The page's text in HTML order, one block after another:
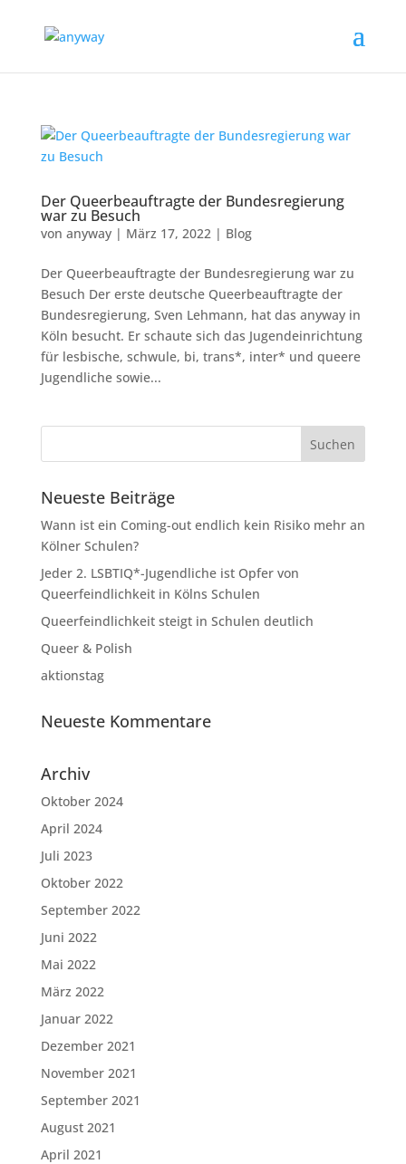
Der Queerbeauftragte der Bundesregierung
war zu Besuch
von anyway| März 17, 2022| Blog
Der Queerbeauftragte der Bundesregierung war zu
Besuch Der erste deutsche Queerbeauftragte der
Bundesregierung, Sven Lehmann, hat das anyway in
Köln besucht. Er schaute sich das Jugendeinrichtung
für lesbische, schwule, bi, trans*, inter* und queere
Jugendliche sowie...
Neueste Beiträge
Wann ist ein Coming-out endlich kein Risiko mehr an
Kölner Schulen?
Jeder 2. LSBTIQ*-Jugendliche ist Opfer von
Queerfeindlichkeit in Kölns Schulen
Queerfeindlichkeit steigt in Schulen deutlich
Queer & Polish
aktionstag
Neueste Kommentare
Archiv
Oktober 2024
April 2024
Juli 2023
Oktober 2022
September 2022
Juni 2022
Mai 2022
März 2022
Januar 2022
Dezember 2021
November 2021
September 2021
August 2021
April 2021